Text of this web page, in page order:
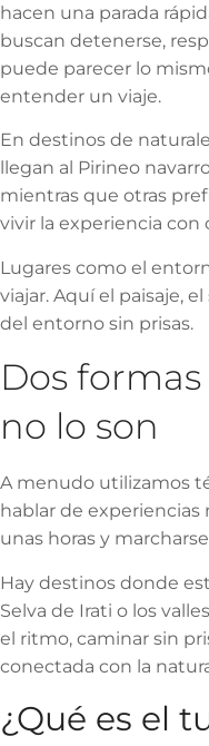
hacen una parada
buscan detenerse,
puede parecer lo
entender un viaje.
En destinos de
llegan al Pirineo
mientras que otras
vivir la experiencia con
Lugares como el
viajar. Aquí el paisaje,
del entorno sin prisas.
Dos
no lo son
A menudo utilizamos
hablar de
unas horas y
Hay destinos donde
Selva de Irati o los
el ritmo, caminar sin
conectada con la
¿Qué es el